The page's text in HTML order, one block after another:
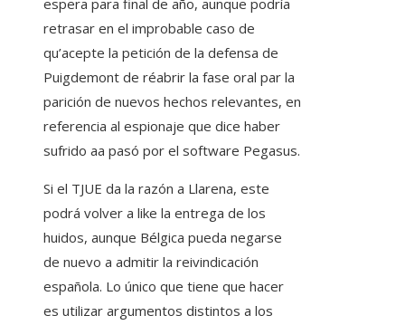
espera para final de año, aunque podría
retrasar en el improbable caso de
qu’acepte la petición de la defensa de
Puigdemont de réabrir la fase oral par la
parición de nuevos hechos relevantes, en
referencia al espionaje que dice haber
sufrido aa pasó por el software Pegasus.
Si el TJUE da la razón a Llarena, este
podrá volver a like la entrega de los
huidos, aunque Bélgica pueda negarse
de nuevo a admitir la reivindicación
española. Lo único que tiene que hacer
es utilizar argumentos distintos a los